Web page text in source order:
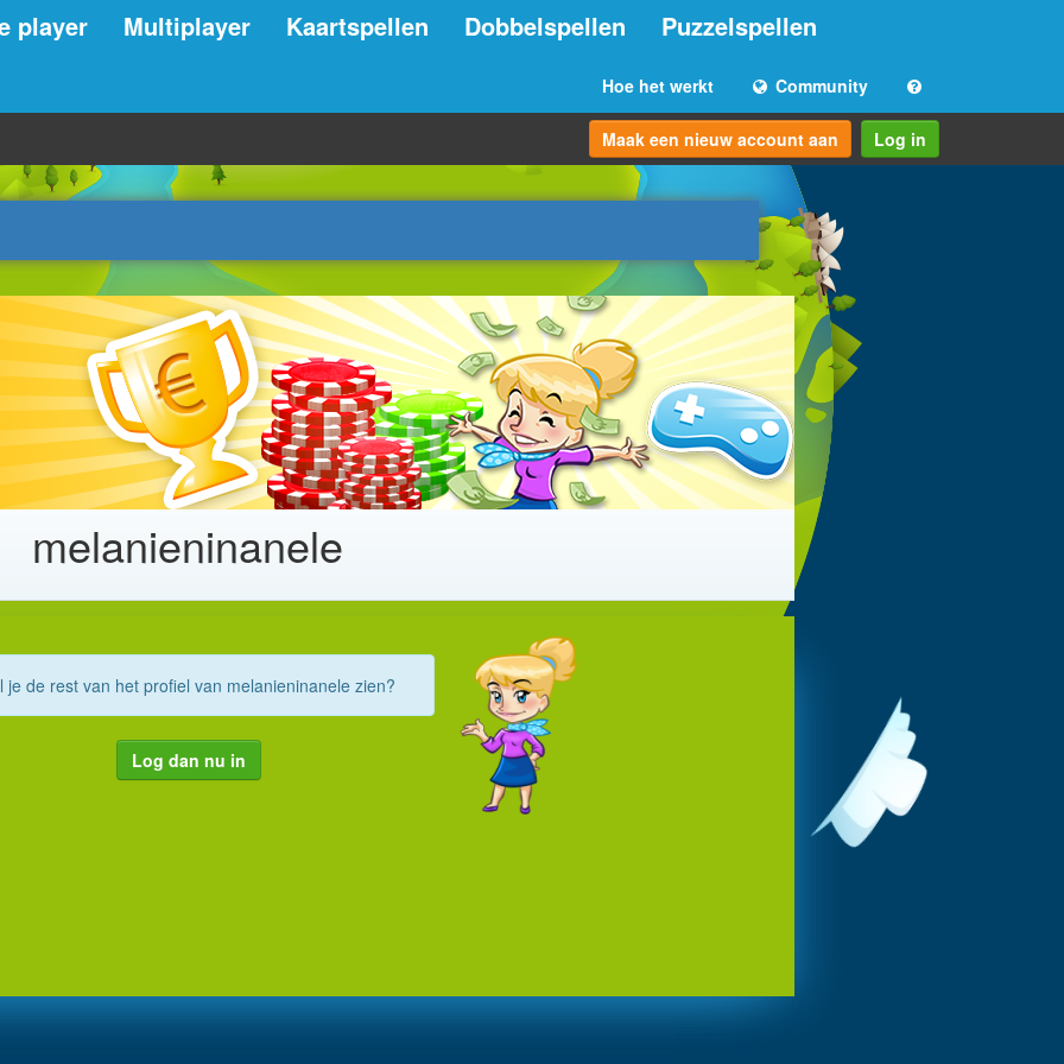
player Multiplayer Kaartspellen Dobbelspellen Puzzelspellen
Hoe het werkt Community
Maak een nieuw account aan Log in
melanieninanele
je de rest van het profiel van melanieninanele zien?
Log dan nu in